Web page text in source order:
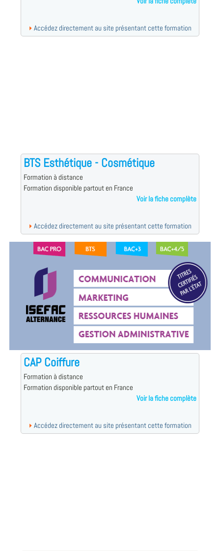
Accédez directement au site présentant cette formation
BTS Esthétique - Cosmétique
Formation à distance
Formation disponible partout en France
Voir la fiche complète
Accédez directement au site présentant cette formation
CAP Coiffure
Formation à distance
Formation disponible partout en France
Voir la fiche complète
Accédez directement au site présentant cette formation